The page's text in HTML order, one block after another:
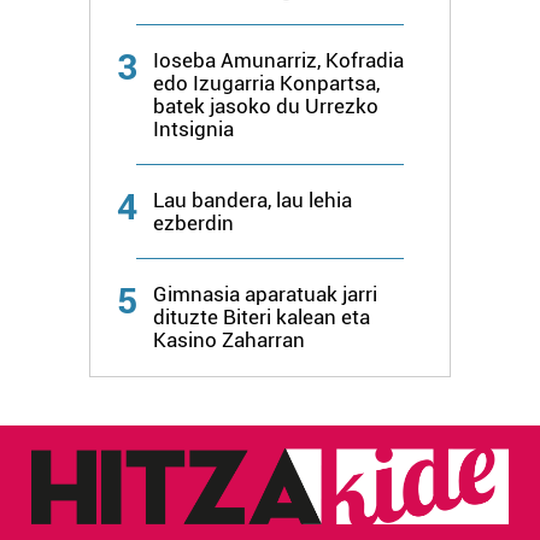
3
Ioseba Amunarriz, Kofradia
edo Izugarria Konpartsa,
batek jasoko du Urrezko
Intsignia
4
Lau bandera, lau lehia
ezberdin
5
Gimnasia aparatuak jarri
dituzte Biteri kalean eta
Kasino Zaharran